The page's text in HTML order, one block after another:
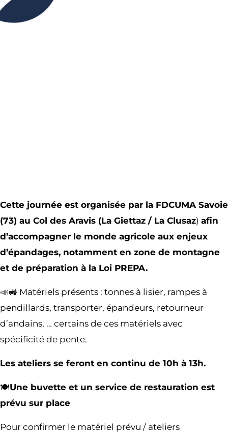
Cette journée est organisée par la FDCUMA Savoie
(73) au Col des Aravis (La Giettaz / La Clusaz) afin
d’accompagner le monde agricole aux enjeux
d’épandages, notamment en zone de montagne
et de préparation à la Loi PREPA.
📣🚜 Matériels présents : tonnes à lisier, rampes à
pendillards, transporter, épandeurs, retourneur
d’andains, … certains de ces matériels avec
spécificité de pente.
Les ateliers se feront en continu de 10h à 13h.
🍽️Une buvette et un service de restauration est
prévu sur place
Pour confirmer le matériel prévu / ateliers